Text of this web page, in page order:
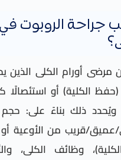
جراحة الروبوت في
مرضى أورام الكلى الذين
(حفظ الكلية) أو استئصالًا
ذلك بناءً على: حجم
قريب من الأوعية
وظائف الكلى،